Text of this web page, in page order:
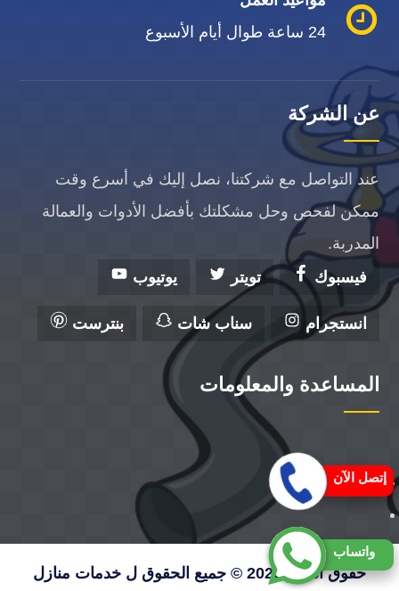
24 ساعة طوال أيام الأسبوع
عن الشركة
عند التواصل مع شركتنا، نصل إليك في أسرع وقت
ممكن لفحص وحل مشكلتك بأفضل الأدوات والعمالة
المدربة.
فيسبوك
تويتر يوتيوب
انستجرام سناب شات بنترست
المساعدة والمعلومات
حقوق النشر 2026 © جميع الحقوق ل خدمات منازل
واتساب
إتصل الآن